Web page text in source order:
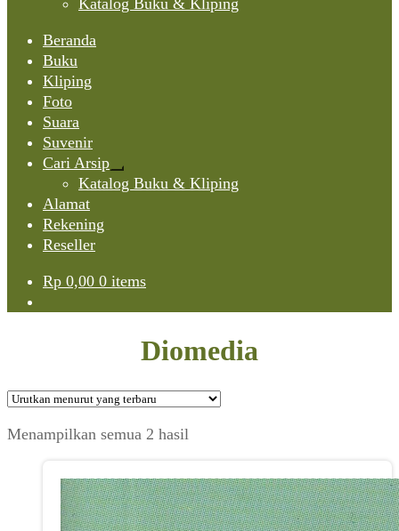
Katalog Buku & Kliping
Beranda
Buku
Kliping
Foto
Suara
Suvenir
Cari Arsip
Expand
child
Katalog Buku & Kliping
Alamat
Rekening
Reseller
Rp 0,00 0 items
Diomedia
Menampilkan semua 2 hasil
yang
terbaru